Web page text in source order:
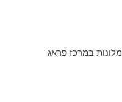
מתכננים חופשה בפראג? הכירו 4 מלונות במרכז פראג